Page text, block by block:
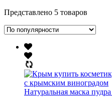
Представлено 5 товаров
Натуральная маска